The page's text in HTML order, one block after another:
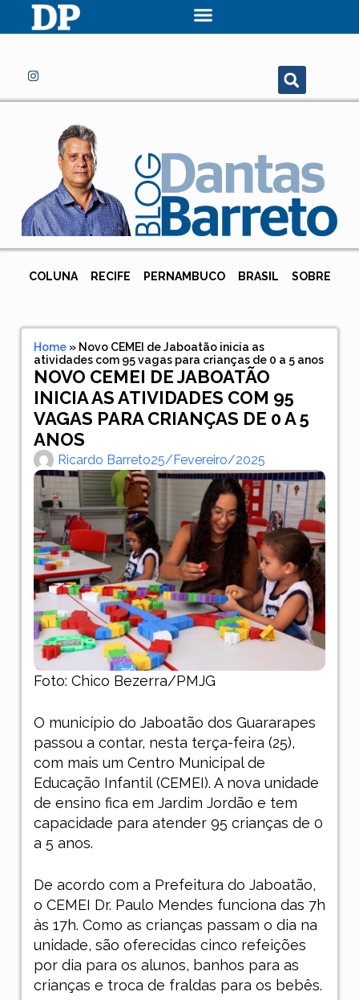
COLUNA RECIFE PERNAMBUCO BRASIL SOBRE
Home» Novo CEMEI de Jaboatão inicia as
atividades com 95 vagas para crianças de 0 a 5 anos
NOVO CEMEI DE JABOATÃO
INICIA AS ATIVIDADES COM 95
VAGAS PARA CRIANÇAS DE 0 A 5
ANOS
Ricardo Barreto25/fevereiro/2025
Foto: Chico Bezerra/PMJG
O município do Jaboatão dos Guararapes
passou a contar, nesta terça-feira (25),
com mais um Centro Municipal de
Educação Infantil (CEMEI). A nova unidade
de ensino fica em Jardim Jordão e tem
capacidade para atender 95 crianças de 0
a 5 anos.
De acordo com a Prefeitura do Jaboatão,
o CEMEI Dr. Paulo Mendes funciona das 7h
às 17h. Como as crianças passam o dia na
unidade, são oferecidas cinco refeições
por dia para os alunos, banhos para as
crianças e troca de fraldas para os bebês.